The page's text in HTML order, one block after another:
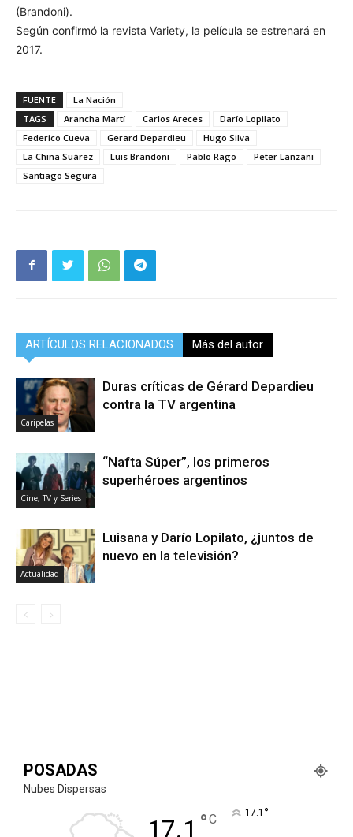
(Brandoni).
Según confirmó la revista Variety, la película se estrenará en
2017.
FUENTE
La Nación
TAGS
Arancha Martí Carlos Areces
Darío Lopilato
Federico Cueva
Gerard Depardieu
Hugo Silva
La China Suárez
Luis Brandoni Pablo Rago
Peter Lanzani
Santiago Segura
ARTÍCULOS RELACIONADOS Más del autor
Caripelas
Duras críticas de Gérard Depardieu
contra la TV argentina
Cine, TV y Series
“Nafta Súper”, los primeros
superhéroes argentinos
Actualidad
Luisana y Darío Lopilato, ¿juntos de
nuevo en la televisión?
POSADAS
Nubes Dispersas
17.1 °C 17.1 °